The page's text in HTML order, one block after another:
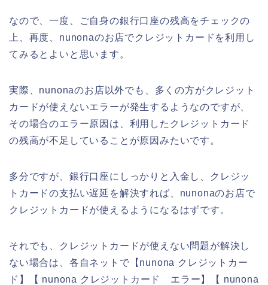
なので、一度、ご自身の銀行口座の残高をチェックの
上、再度、nunonaのお店でクレジットカードを利用し
てみるとよいと思います。
実際、nunonaのお店以外でも、多くの方がクレジット
カードが使えないエラーが発生するようなのですが、
その場合のエラー原因は、利用したクレジットカード
の残高が不足していることが原因みたいです。
多分ですが、銀行口座にしっかりと入金し、クレジッ
トカードの支払い遅延を解決すれば、nunonaのお店で
クレジットカードが使えるようになるはずです。
それでも、クレジットカードが使えない問題が解決し
ない場合は、各自ネットで【nunona クレジットカー
ド】【 nunona クレジットカード エラー】【 nunona